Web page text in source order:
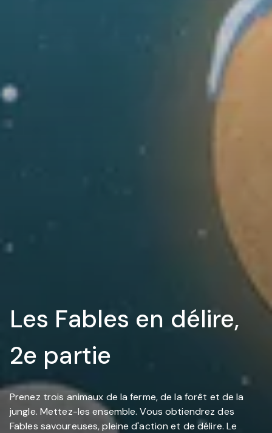
Les Fables en délire,
2e partie
Prenez trois animaux de la ferme, de la forêt et de la
jungle. Mettez-les ensemble. Vous obtiendrez des
Fables savoureuses, pleine d'action et de délire. Le